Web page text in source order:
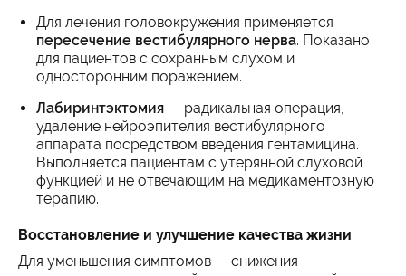
Для лечения головокружения применяется
пересечение вестибулярного нерва. Показано
для пациентов с сохранным слухом и
односторонним поражением.
Лабиринтэктомия — радикальная операция,
удаление нейроэпителия вестибулярного
аппарата посредством введения гентамицина.
Выполняется пациентам с утерянной слуховой
функцией и не отвечающим на медикаментозную
терапию.
Восстановление и улучшение качества жизни
Для уменьшения симптомов — снижения